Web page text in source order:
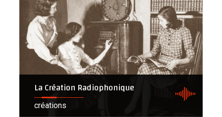
La Création Radiophonique
créations